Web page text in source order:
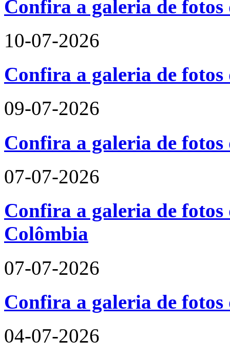
Confira a galeria de
10-07-2026
Confira a galeria de fotos
09-07-2026
Confira a galeria de
07-07-2026
Confira a galeria de fotos
Colômbia
07-07-2026
Confira a galeria de
04-07-2026